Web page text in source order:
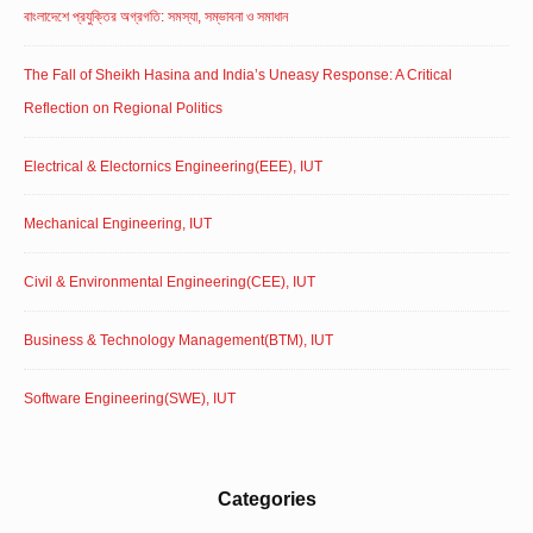
বাংলাদেশে প্রযুক্তির অগ্রগতি: সমস্যা, সম্ভাবনা ও সমাধান
The Fall of Sheikh Hasina and India’s Uneasy Response: A Critical
Reflection on Regional Politics
Electrical & Electornics Engineering(EEE), IUT
Mechanical Engineering, IUT
Civil & Environmental Engineering(CEE), IUT
Business & Technology Management(BTM), IUT
Software Engineering(SWE), IUT
Categories